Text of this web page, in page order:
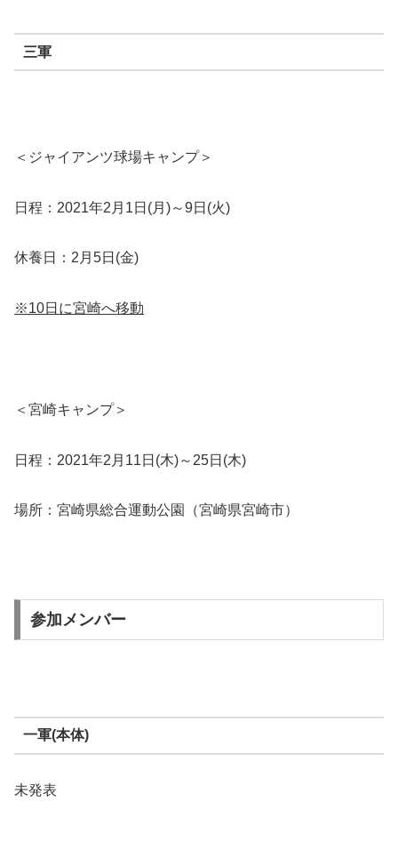
三軍
＜ジャイアンツ球場キャンプ＞
日程：2021年2月1日(月)～9日(火)
休養日：2月5日(金)
※10日に宮崎へ移動
＜宮崎キャンプ＞
日程：2021年2月11日(木)～25日(木)
場所：宮崎県総合運動公園（宮崎県宮崎市）
参加メンバー
一軍(本体)
未発表